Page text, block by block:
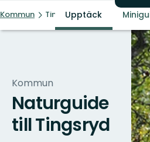
Kommun TingsrydUpptäck
Kommun
Naturguide
till Tingsryd